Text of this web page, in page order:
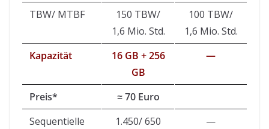
TBW/ MTBF
150 TBW/
1,6 Mio. Std.
100 TBW/
1,6 Mio. Std.
Kapazität
16 GB + 256
GB
—
Preis*
≈ 70 Euro
Sequentielle
1.450/ 650 —